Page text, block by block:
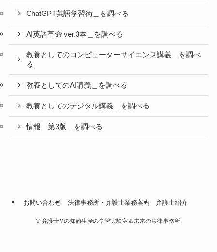
ChatGPT英語学習術＿を調べる
AI英語革命 ver.3本＿を調べる
教養としてのコンピューターサイエンス講義＿を調べ
る
教養としてのAI講義＿を調べる
教養としてのデジタル講義＿を調べる
情報 第3版＿を調べる
お問い合わせ 法律事務所・弁護士業務案内 弁護士紹介
©弁護士Mの知的生産の学習実験室＆未来の法律事務所.